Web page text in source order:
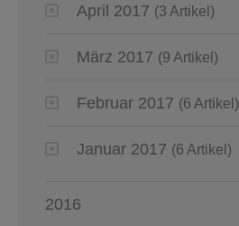
April 2017 (3 Artikel)
März 2017 (9 Artikel)
Februar 2017 (6 Artikel)
Januar 2017 (6 Artikel)
2016